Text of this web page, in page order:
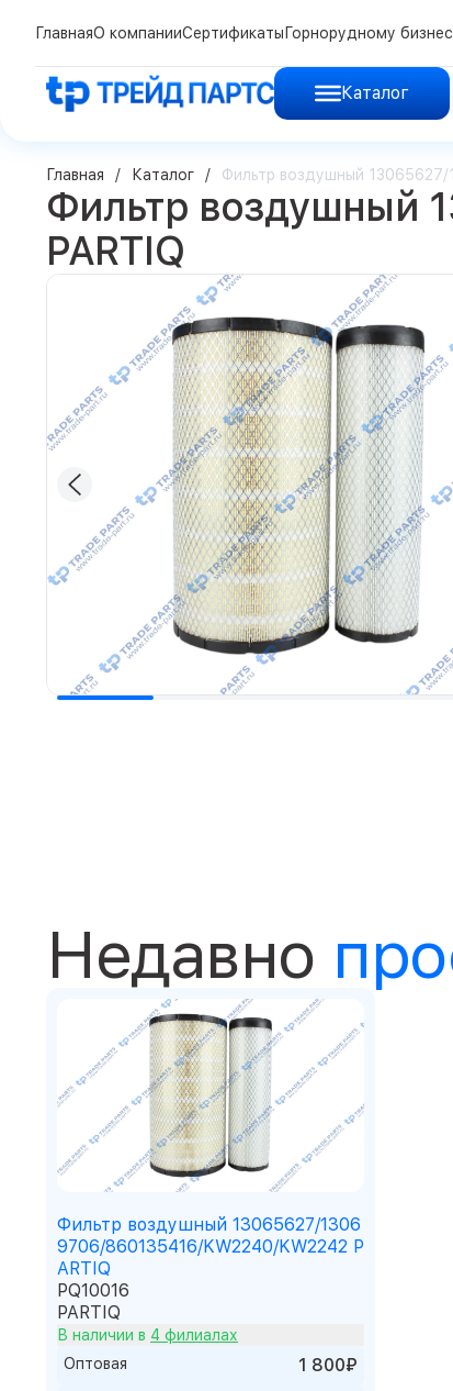
Каталог
ГлавнаяО компанииСертификаты Горнорудному
Главная Каталог Фильтр воздушный
Фильтр воздушный
PARTIQ
Недавно
Фильтр воздушный 13065627/1306
9706/860135416/KW2240/KW2242 P
ARTIQ
PQ10016
PARTIQ
В наличии в 4 филиалах
Оптовая
1 800₽